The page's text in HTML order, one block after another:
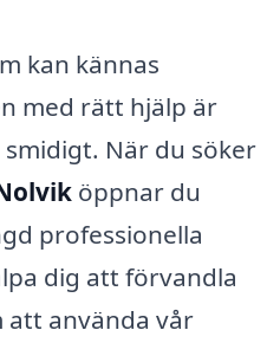
kan kännas
med rätt hjälp är
När du söker
öppnar du
professionella
dig att förvandla
att använda vår